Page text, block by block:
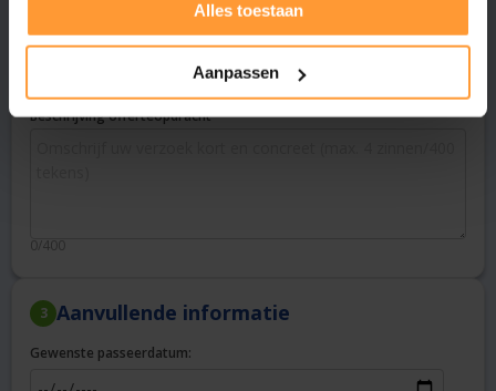
Alles toestaan
Aanpassen
Plaats
Beschrijving offerteopdracht
0/400
3 Aanvullende informatie
Gewenste passeerdatum: